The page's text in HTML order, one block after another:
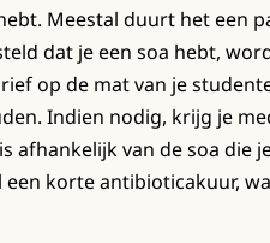
Meestal duurt het een
dat je een soa hebt,
op de mat van je
Indien nodig, krijg je
afhankelijk van de soa die
korte antibioticakuur,